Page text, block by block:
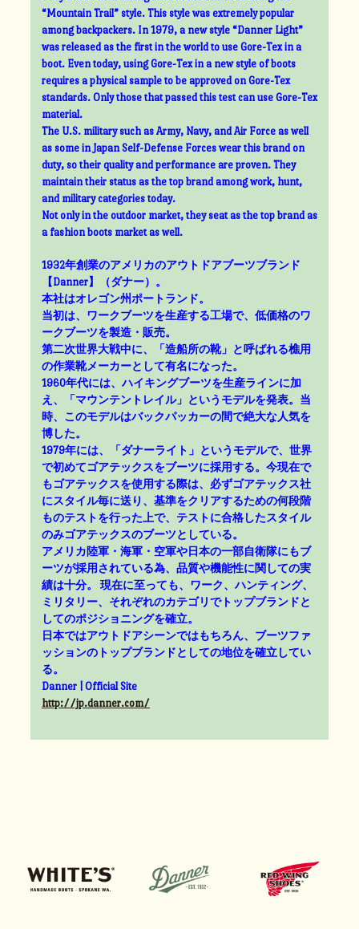
“Mountain Trail” style. This style was extremely popular
among backpackers. In 1979, a new style “Danner Light”
was released as the first in the world to use Gore-Tex in a
boot. Even today, using Gore-Tex in a new style of boots
requires a physical sample to be approved on Gore-Tex
standards. Only those that passed this test can use Gore-Tex
material.
The U.S. military such as Army, Navy, and Air Force as well
as some in Japan Self-Defense Forces wear this brand on
duty, so their quality and performance are proven. They
maintain their status as the top brand among work, hunt,
and military categories today.
Not only in the outdoor market, they seat as the top brand as
a fashion boots market as well.
1932年創業のアメリカのアウトドアブーツブランド
【Danner】（ダナー）。
本社はオレゴン州ポートランド。
当初は、ワークブーツを生産する工場で、低価格のワ
ークブーツを製造・販売。
第二次世界大戦中に、「造船所の靴」と呼ばれる樵用
の作業靴メーカーとして有名になった。
1960年代には、ハイキングブーツを生産ラインに加
え、「マウンテントレイル」というモデルを発表。当
時、このモデルはバックパッカーの間で絶大な人気を
博した。
1979年には、「ダナーライト」というモデルで、世界
で初めてゴアテックスをブーツに採用する。今現在で
もゴアテックスを使用する際は、必ずゴアテックス社
にスタイル毎に送り、基準をクリアするための何段階
ものテストを行った上で、テストに合格したスタイル
のみゴアテックスのブーツとしている。
アメリカ陸軍・海軍・空軍や日本の一部自衛隊にもブ
ーツが採用されている為、品質や機能性に関しての実
績は十分。 現在に至っても、ワーク、ハンティング、
ミリタリー、それぞれのカテゴリでトップブランドと
してのポジショニングを確立。
日本ではアウトドアシーンではもちろん、ブーツファ
ッションのトップブランドとしての地位を確立してい
る。
Danner | Official Site
http://jp.danner.com/